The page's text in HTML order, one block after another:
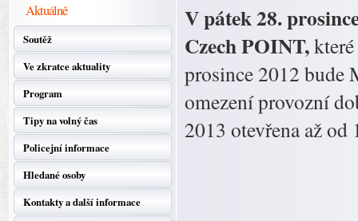
Aktuálně
Soutěž
Ve zkratce aktuality
Program
Tipy na volný čas
Policejní informace
Hledané osoby
Kontakty a další informace
V pátek 28.
Czech POINT,
prosince 2012 bude
omezení provozní
2013 otevřena až od